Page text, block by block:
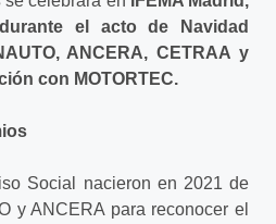
el acto de Navidad
ANCERA, CETRAA y
con MOTORTEC.
Social nacieron en 2021 de
y ANCERA para reconocer el